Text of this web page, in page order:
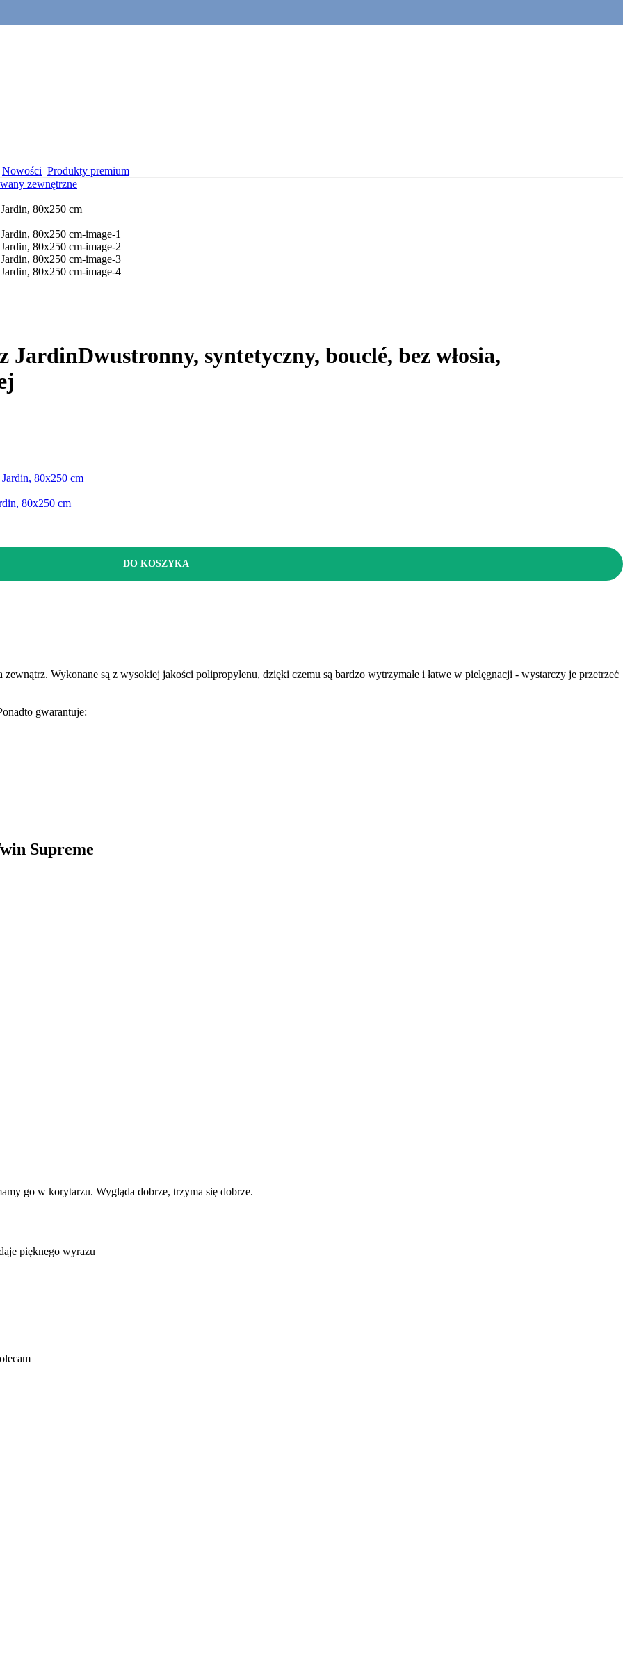
Nowości Produkty premium
zewnętrzne
JardinDwustronny, syntetyczny, bouclé, bez włosia,
80x250 cm
80x250 cm
DO KOSZYKA
Wykonane są z wysokiej jakości polipropylenu, dzięki czemu są bardzo wytrzymałe i łatwe w pielęgnacji - wystarczy je przetrzeć
gwarantuje:
Supreme
go w korytarzu. Wygląda dobrze, trzyma się dobrze.
pięknego wyrazu